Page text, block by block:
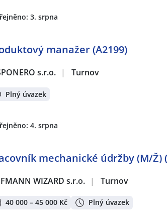
3. srpna
manažer (A2199)
s.r.o. | Turnov
Plný úvazek
4. srpna
mechanické údržby (M/Ž)
WIZARD s.r.o. | Turnov
40 000 – 45 000 Kč Plný úvazek